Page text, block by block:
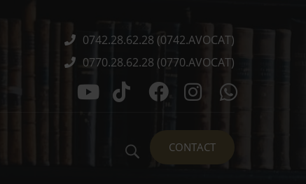
0742.28.62.28 (0742.AVOCAT)
0770.28.62.28 (0770.AVOCAT)
CONTACT